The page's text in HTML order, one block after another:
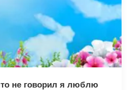
не говорил я люблю